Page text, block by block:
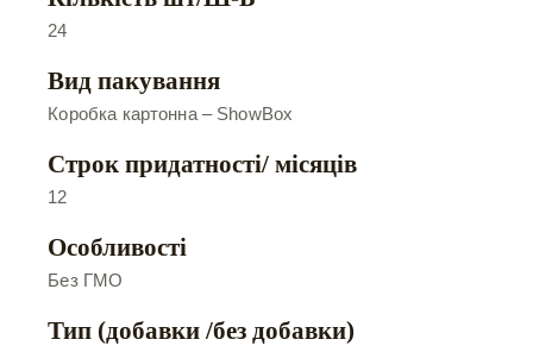
24
Вид пакування
Коробка картонна – ShowBox
Строк придатності/ місяців
12
Особливості
Без ГМО
Тип (добавки /без добавки)